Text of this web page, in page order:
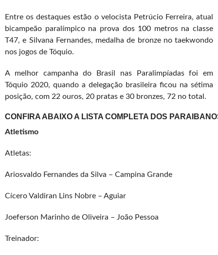
Entre os destaques estão o velocista Petrúcio Ferreira, atual
bicampeão paralímpico na prova dos 100 metros na classe
T47, e Silvana Fernandes, medalha de bronze no taekwondo
nos jogos de Tóquio.
A melhor campanha do Brasil nas Paralimpíadas foi em
Tóquio 2020, quando a delegação brasileira ficou na sétima
posição, com 22 ouros, 20 pratas e 30 bronzes, 72 no total.
CONFIRA ABAIXO A LISTA COMPLETA DOS
Atletismo
Atletas:
Ariosvaldo Fernandes da Silva – Campina Grande
Cícero Valdiran Lins Nobre – Aguiar
Joeferson Marinho de Oliveira – João Pessoa
Treinador: